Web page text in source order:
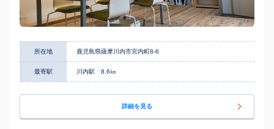
所在地 鹿児島県薩摩川内市宮内町8-6
最寄駅 川内駅 8.6㎞
詳細を見る